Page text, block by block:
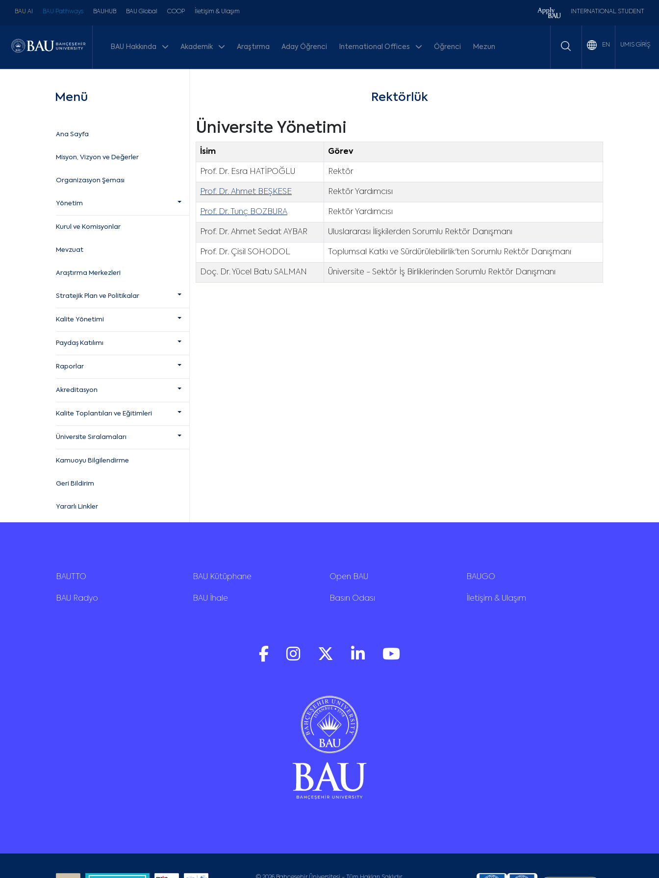
BAU AI BAU Pathways BAUHUB BAU Global COOP İletişim & Ulaşım INTERNATIONAL STUDENT
BAU Hakkında Akademik Araştırma Aday Öğrenci International Offices Öğrenci Mezun EN UMIS GİRİŞ
Menü
Ana Sayfa
Misyon, Vizyon ve Değerler
Organizasyon Şeması
Yönetim
Kurul ve Komisyonlar
Mevzuat
Araştırma Merkezleri
Stratejik Plan ve Politikalar
Kalite Yönetimi
Paydaş Katılımı
Raporlar
Akreditasyon
Kalite Toplantıları ve Eğitimleri
Üniversite Sıralamaları
Kamuoyu Bilgilendirme
Geri Bildirim
Yararlı Linkler
Rektörlük
Üniversite Yönetimi
İsim Görev
Prof. Dr. Esra HATİPOĞLU Rektör
Prof. Dr. Ahmet BEŞKESE Rektör Yardımcısı
Prof. Dr. Tunç BOZBURA Rektör Yardımcısı
Prof. Dr. Ahmet Sedat AYBAR Uluslararası İlişkilerden Sorumlu Rektör Danışmanı
Prof. Dr. Çisil SOHODOL Toplumsal Katkı ve Sürdürülebilirlik'ten Sorumlu Rektör Danışmanı
Doç. Dr. Yücel Batu SALMAN Üniversite - Sektör İş Birliklerinden Sorumlu Rektör Danışmanı
BAUTTO BAU Kütüphane Open BAU BAUGO
BAU Radyo BAU İhale Basın Odası İletişim & Ulaşım